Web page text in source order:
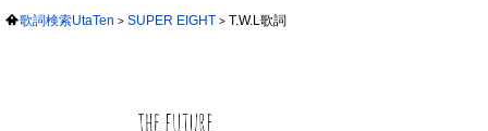
歌詞検索UtaTen SUPER EIGHT T.W.L歌詞